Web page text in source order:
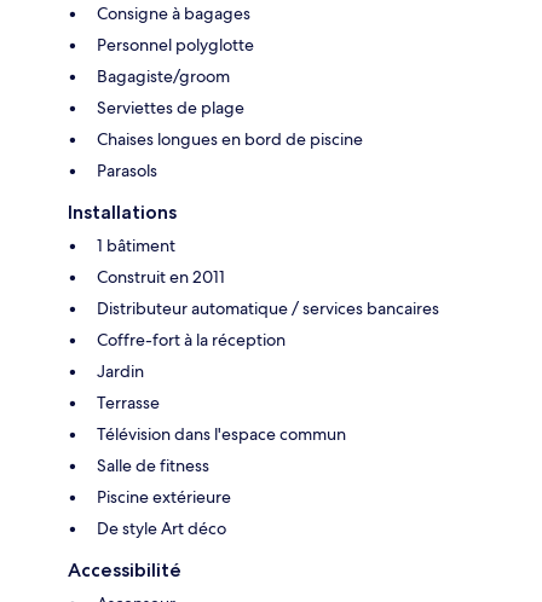
Consigne à bagages
Personnel polyglotte
Bagagiste/groom
Serviettes de plage
Chaises longues en bord de piscine
Parasols
Installations
1 bâtiment
Construit en 2011
Distributeur automatique / services bancaires
Coffre-fort à la réception
Jardin
Terrasse
Télévision dans l'espace commun
Salle de fitness
Piscine extérieure
De style Art déco
Accessibilité